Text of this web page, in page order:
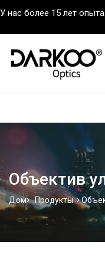
У нас более 15 лет опыта.
Объектив
Дом Продукты